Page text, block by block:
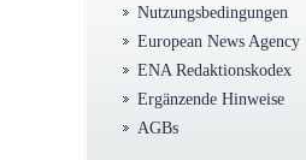
Nutzungsbedingungen
European News Agency
ENA Redaktionskodex
Ergänzende Hinweise
AGBs